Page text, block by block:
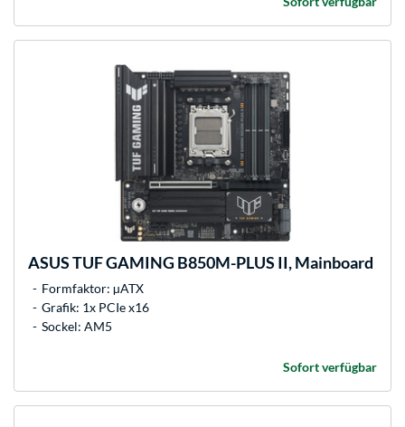
ASUSTUF GAMING B850M-PLUS II, Mainboard
Formfaktor: µATX
Grafik: 1x PCIe x16
Sockel: AM5
Sofort verfügbar